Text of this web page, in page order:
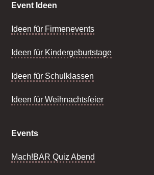
Event Ideen
Ideen für Firmenevents
Ideen für Kindergeburtstage
Ideen für Schulklassen
Ideen für Weihnachtsfeier
Events
Mach!BAR Quiz Abend